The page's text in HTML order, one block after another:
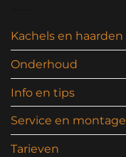
Kachels en haarden
Onderhoud
Info en tips
Service en montage
Tarieven